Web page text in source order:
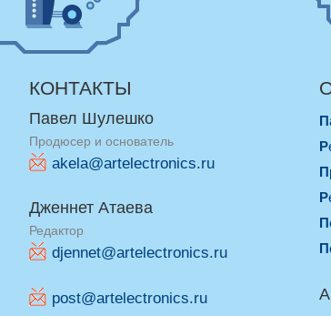
КОНТАКТЫ
Павел Шулешко
Продюсер и основатель
akela@artelectronics.ru
Дженнет Атаева
Редактор
djennet@artelectronics.ru
post@artelectronics.ru